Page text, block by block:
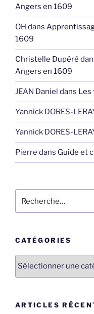
Angers en 1609
OH dans
1609
Christelle Dupéré
Angers en 1609
JEAN Daniel dans Les
Yannick DORES-
Yannick DORES-
Pierre dans Guide et
pour
CATÉGORIES
Catégories
ARTICLES